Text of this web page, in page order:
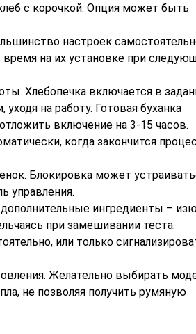
с корочкой. Опция может быть
настроек
на их установке при
Хлебопечка включается в
на работу. Готовая буханка
включение на 3-15 часов.
когда закончится
Блокировка может
управления.
ингредиенты –
при замешивании теста.
или только
Желательно выбирать
не позволяя получить румяную